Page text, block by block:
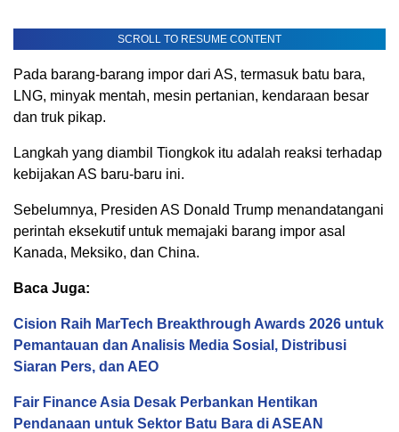
SCROLL TO RESUME CONTENT
Pada barang-barang impor dari AS, termasuk batu bara,
LNG, minyak mentah, mesin pertanian, kendaraan besar
dan truk pikap.
Langkah yang diambil Tiongkok itu adalah reaksi terhadap
kebijakan AS baru-baru ini.
Sebelumnya, Presiden AS Donald Trump menandatangani
perintah eksekutif untuk memajaki barang impor asal
Kanada, Meksiko, dan China.
Baca Juga:
Cision Raih MarTech Breakthrough Awards 2026 untuk
Pemantauan dan Analisis Media Sosial, Distribusi
Siaran Pers, dan AEO
Fair Finance Asia Desak Perbankan Hentikan
Pendanaan untuk Sektor Batu Bara di ASEAN